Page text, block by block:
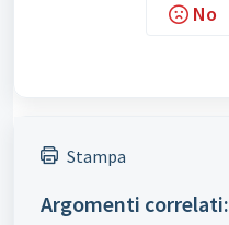
No
Stampa
Argomenti correlati: